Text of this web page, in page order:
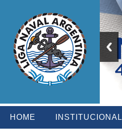
HOME INSTITUCIONAL